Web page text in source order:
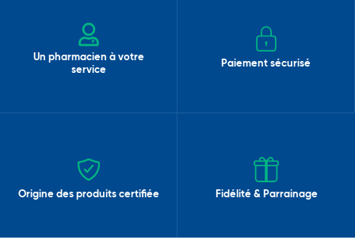
Un pharmacien à votre
service
Paiement sécurisé
Origine des produits certifiée Fidélité & Parrainage